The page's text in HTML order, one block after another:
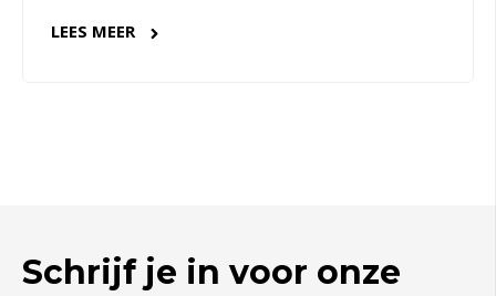
LEES MEER
Schrijf je in voor onze